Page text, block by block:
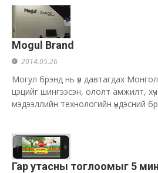
Mogul Brand
2014.05.26
Могул брэнд нь үл давтагдах
цэцийг шингээсэн, ололт амжилт,
мэдээллийн технологийн үндэсний
Гар утасны тоглоомыг 5